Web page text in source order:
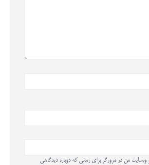
وبسایت من در مرورگر برای زمانی که دوباره دیدگاهی